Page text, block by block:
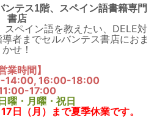
ンテス1階、スペイン語書籍専門
書店
スペイン語を教えたい、DELE対
者までセルバンテス書店におま
かせ！
業時間】
14:00, 16:00-18:00
17:00
・月曜・祝日
日（月）まで夏季休業です。